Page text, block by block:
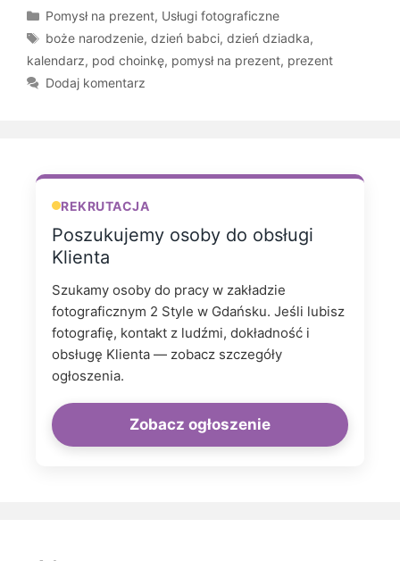
Kategorie
Pomysł na prezent, Usługi fotograficzne
Tagi
boże narodzenie,dzień babci,dzień dziadka,
kalendarz, pod choinkę, pomysł na prezent, prezent
Dodaj komentarz
REKRUTACJA
Poszukujemy osoby do obsługi
Klienta
Szukamy osoby do pracy w zakładzie
fotograficznym 2 Style w Gdańsku. Jeśli lubisz
fotografię, kontakt z ludźmi, dokładność i
obsługę Klienta — zobacz szczegóły
ogłoszenia.
Zobacz ogłoszenie